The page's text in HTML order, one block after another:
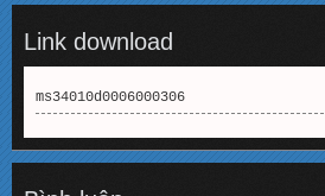
Link download
ms34010d0006000306